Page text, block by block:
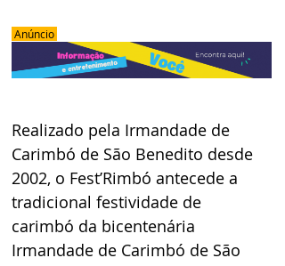
Anúncio
Realizado pela Irmandade de
Carimbó de São Benedito desde
2002, o Fest’Rimbó antecede a
tradicional festividade de
carimbó da bicentenária
Irmandade de Carimbó de São